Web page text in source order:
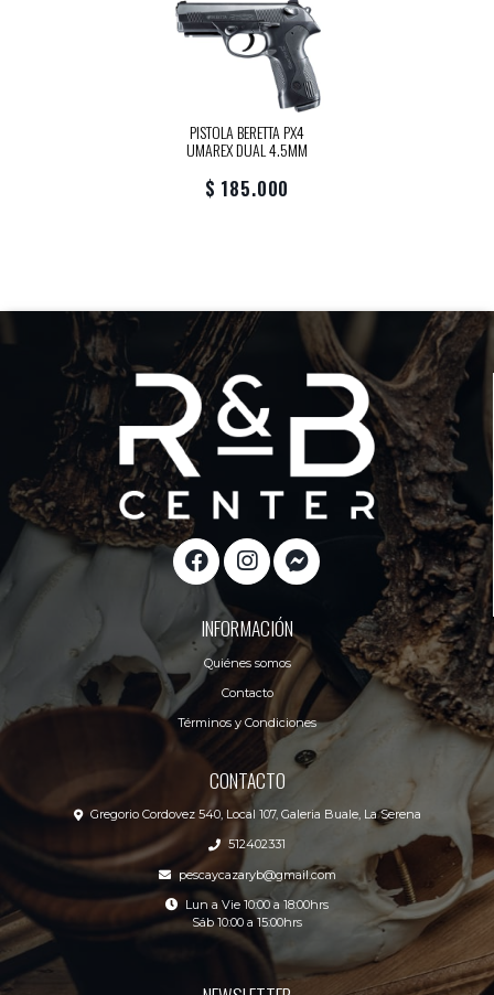
PISTOLA BERETTA PX4
UMAREX DUAL 4.5MM
$ 185.000
INFORMACIÓN
Quiénes somos
Contacto
Términos y Condiciones
CONTACTO
Gregorio Cordovez 540, Local 107, Galeria Buale, La Serena
512402331
pescaycazaryb@gmail.com
Lun a Vie 10:00 a 18:00hrs
Sáb 10:00 a 15:00hrs